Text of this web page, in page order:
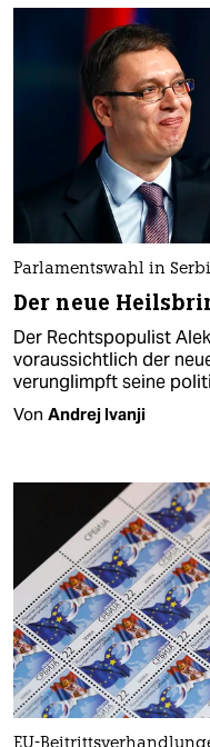
Parlamentswahl in
Der neue
Der Rechtspopulist
voraussichtlich der
verunglimpft seine
Von Andrej Ivanji